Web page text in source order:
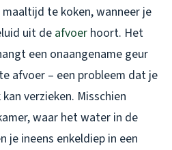
te koken, wanneer je
uit de afvoer hoort. Het
een onaangename geur
afvoer – een probleem dat je
verzieken. Misschien
waar het water in de
je ineens enkeldiep in een